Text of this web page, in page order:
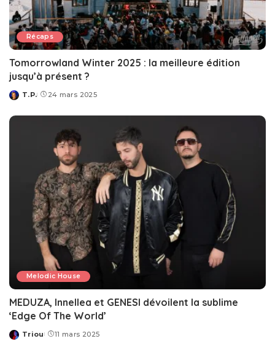
Récaps
Tomorrowland Winter 2025 : la meilleure édition
jusqu’à présent ?
Posted
T.P. 24 mars 2025
Melodic House
MEDUZA, Innellea et GENESI dévoilent la sublime
‘Edge Of The World’
Posted
Triou 11 mars 2025